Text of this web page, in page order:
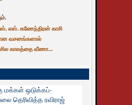
எஸ். கணேந்திரன் காசி
வசனங்களால்
காலத்தை வீணா...
மக்கள் ஒடுக்கப்-
தெரிவித்த ரவிராஜ்